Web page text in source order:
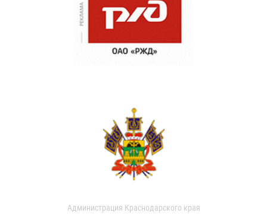
Администрация Краснодарского края